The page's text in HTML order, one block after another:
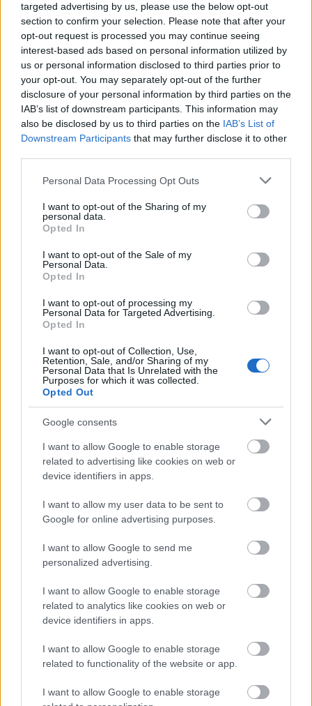
targeted advertising by us, please use the below opt-out
section to confirm your selection. Please note that after your
opt-out request is processed you may continue seeing
interest-based ads based on personal information utilized by
us or personal information disclosed to third parties prior to
your opt-out. You may separately opt-out of the further
disclosure of your personal information by third parties on the
IAB’s list of downstream participants. This information may
also be disclosed by us to third parties on the IAB’s List of
Downstream Participants that may further disclose it to other
Please note that this website/app uses one or more Google
not limited to your visit or usage behaviour. You may click to
grant or deny consent to Google and its third-party tags to
use your data for below specified purposes in below Google
consent section.
Personal Data Processing Opt Outs
I want to opt-out of the Sharing of my
personal data.
Opted In
I want to opt-out of the Sale of my
Personal Data.
Opted In
I want to opt-out of processing my
Personal Data for Targeted Advertising.
Opted In
I want to opt-out of Collection, Use,
Retention, Sale, and/or Sharing of my
Personal Data that Is Unrelated with the
Purposes for which it was collected.
Opted Out
Google consents
I want to allow Google to enable storage
related to advertising like cookies on web or
device identifiers in apps.
I want to allow my user data to be sent to
Google for online advertising purposes.
I want to allow Google to send me
personalized advertising.
I want to allow Google to enable storage
related to analytics like cookies on web or
device identifiers in apps.
I want to allow Google to enable storage
related to functionality of the website or app.
I want to allow Google to enable storage
Στην Κατηγορία 1εντάσσονται οι
συμβολαιογράφοι, οι οποίοι μπορούν να
λάβουν Voucher αξίας 1.600€ για κάθε μέλος
που συμμετέχει από κοινού στην επιχείρηση που
υποβάλλει αίτηση χρηματοδότησης, με μέγιστη
επιλέξιμη δαπάνη 2.000€ για κάθε μέλος και με
ποσοστό ενίσχυσης 80%.
επιμελητές, οι οποίοι μπορούν να λάβουν
Voucher αξίας 1.200€ για κάθε μέλος που
συμμετέχει από κοινού στην επιχείρηση που
επιλέξιμη δαπάνη 1.500 ευρώ για κάθε μέλος και
με ποσοστό ενίσχυσης 80%.
Στην Κατηγορία 3εντάσσονται οι μικρομεσαίες
δραστηριοποιούνται σε πληγείσες περιοχές, οι
οποίοι μπορούν να λάβουν Voucher αξίας 990€
με μέγιστη επιλέξιμη δαπάνη 1.100€ και
ποσοστό ενίσχυσης 90%.
Στην Κατηγορία 4εντάσσονται γενικότερα
μικρομεσαίες επιχειρήσεις, ατομικές
οποίοι μπορούν να λάβουν Voucher αξίας 630€
με μέγιστη επιλέξιμη δαπάνη 700€ και με
ποσοστό ενίσχυσης 90%.
Τα προϊόντα μπορούν να αγοράσουν οι
δικαιούχοι
Μέσω του προγράμματος, οιδικαιούχοι
δύναται
να αποκτήσουν λύσεις εμπορικής διαχείρισης,
διαχείρισης αποθήκης, λογισμικά τιμολόγησης,